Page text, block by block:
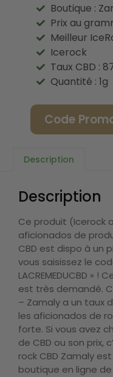
Boutique :
Prix au
Meilleur
Icerock
Taux CBD :
Quantité : 1g
Code
Description
Description
Ce produit (Icerock
aficionados de
CBD est dispo à un
vous saisissez le
LACREMEDUCBD »
est très demandé.
– Zamaly a un taux
les aficionados de
forte. Si vous avez
de CBD ou son prix,
rock CBD Zamaly
boutique en ligne